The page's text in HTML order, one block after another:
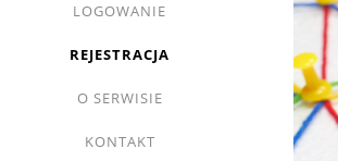
LOGOWANIE
REJESTRACJA
O SERWISIE
KONTAKT